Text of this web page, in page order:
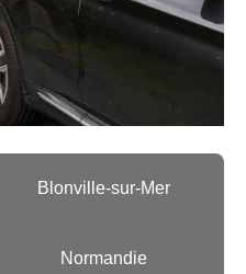
Blonville-sur-Mer
Normandie